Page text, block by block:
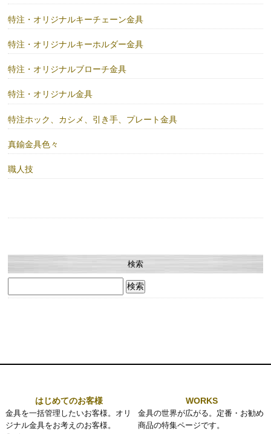
特注・オリジナルキーチェーン金具
特注・オリジナルキーホルダー金具
特注・オリジナルブローチ金具
特注・オリジナル金具
特注ホック、カシメ、引き手、プレート金具
真鍮金具色々
職人技
検索
索:
はじめてのお客様
金具を一括管理したいお客様。オリ
ジナル金具をお考えのお客様。
WORKS
金具の世界が広がる。定番・お勧め
商品の特集ページです。